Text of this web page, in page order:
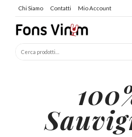
Chi Siamo Contatti Mio Account